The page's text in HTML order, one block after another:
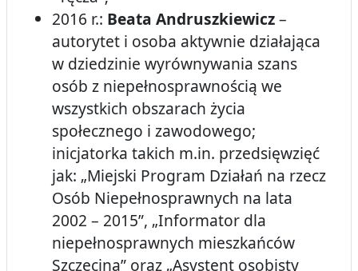
2016 r.: Beata Andruszkiewicz–
autorytet i osoba aktywnie działająca
w dziedzinie wyrównywania szans
osób z niepełnosprawnością we
wszystkich obszarach życia
społecznego i zawodowego;
inicjatorka takich m.in. przedsięwzięć
jak: „Miejski Program Działań na rzecz
Osób Niepełnosprawnych na lata
2002 – 2015”, „Informator dla
niepełnosprawnych mieszkańców
Szczecina” oraz „Asystent osobisty